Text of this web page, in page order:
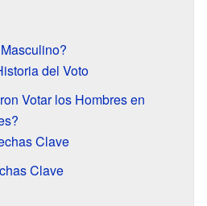
del Voto
Votar los Hombres en
Clave
Clave